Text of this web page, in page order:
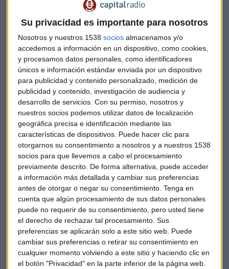
Su privacidad es importante para nosotros
Nosotros y nuestros 1538 socios almacenamos y/o
accedemos a información en un dispositivo, como cookies,
y procesamos datos personales, como identificadores
únicos e información estándar enviada por un dispositivo
para publicidad y contenido personalizado, medición de
publicidad y contenido, investigación de audiencia y
desarrollo de servicios. Con su permiso, nosotros y
nuestros socios podemos utilizar datos de localización
geográfica precisa e identificación mediante las
características de dispositivos. Puede hacer clic para
otorgarnos su consentimiento a nosotros y a nuestros 1538
socios para que llevemos a cabo el procesamiento
previamente descrito. De forma alternativa, puede acceder
a información más detallada y cambiar sus preferencias
antes de otorgar o negar su consentimiento. Tenga en
cuenta que algún procesamiento de sus datos personales
puede no requerir de su consentimiento, pero usted tiene
el derecho de rechazar tal procesamiento. Sus
preferencias se aplicarán solo a este sitio web. Puede
cambiar sus preferencias o retirar su consentimiento en
cualquier momento volviendo a este sitio y haciendo clic en
el botón "Privacidad" en la parte inferior de la página web.
sector retail, que alcanza los 235 millones de euros con un
aumento del 2,2%.
En la división de moda también hay descensos en
ventas, esta vez de un 1,5%, aunque desde El Corte Inglés
explican que las ventas en este segmento se concentran en
el segundo semestre. De todas maneras, podría no ser un
problema individual. Según datos de Acotex, el sector en
España ha registrado una caída del 3,6%, aunque el
principal competidor de El Corte Ingles en materia de moda,
Inditex, no sigue esta tendencia
. De hecho, en los
resultados de este primer semestre las ventas de la
compañía de Amancio Ortega en esta categoría crecieron
un 3,1% hasta los 11.597 millones de euros.
En estos seis meses El Corte Inglés también ha conseguido
recortar su deuda financiera neta hasta los 3.652 millones
de euros, 367 millones menos que el año anterior. Con ello,
ha conseguidobajar su ratio de deuda financiera neta
de 3,3 a 3,1.